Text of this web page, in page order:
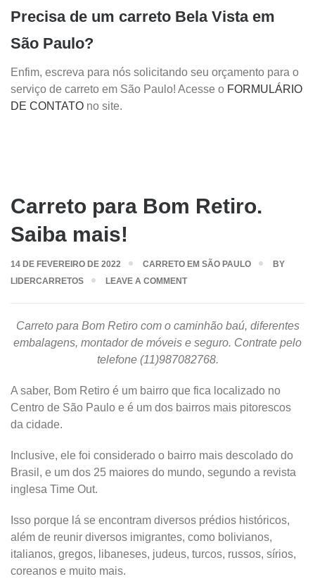
Precisa de um carreto Bela Vista em
São Paulo?
Enfim, escreva para nós solicitando seu orçamento para o
serviço de carreto em São Paulo! Acesse o FORMULÁRIO
DE CONTATO no site.
Carreto para Bom Retiro.
Saiba mais!
14 DE FEVEREIRO DE 2022 CARRETO EM SÃO PAULO
BY
LIDERCARRETOS
LEAVE A COMMENT
Carreto para Bom Retiro com o caminhão baú, diferentes
embalagens, montador de móveis e seguro. Contrate pelo
telefone (11)987082768.
A saber, Bom Retiro é um bairro que fica localizado no
Centro de São Paulo e é um dos bairros mais pitorescos
da cidade.
Inclusive, ele foi considerado o bairro mais descolado do
Brasil, e um dos 25 maiores do mundo, segundo a revista
inglesa Time Out.
Isso porque lá se encontram diversos prédios históricos,
além de reunir diversos imigrantes, como bolivianos,
italianos, gregos, libaneses, judeus, turcos, russos, sírios,
coreanos e muito mais.